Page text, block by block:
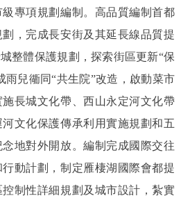
專項規劃編制。高品質編制首都
，完成長安街及其延長線品質提
整體保護規劃，探索街區更新“保
雨兒衚同“共生院”改造，啟動菜市
長城文化帶、西山永定河文化帶
文化保護傳承利用實施規劃和五
地對外開放。編制完成國際交往
動計劃，制定雁棲湖國際會都提
制性詳細規劃及城市設計，紮實